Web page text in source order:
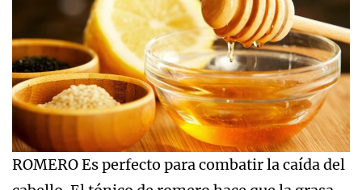
ROMERO Es perfecto para combatir la caída del